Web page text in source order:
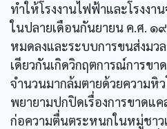
ทำให้โรงงานไฟฟ้าและโรงงา
ในปลายเดือนกันยายน ค.ศ.
หมดลงและระบบการขนส่งม
เดียวกันเกิดวิกฤตการณ์การข
จำนวนมากล้มตายด้วยความหิ
พยายามปกปิดเรื่องการขาดแค
ก่อความตื่นตระหนกในหมู่ชาว